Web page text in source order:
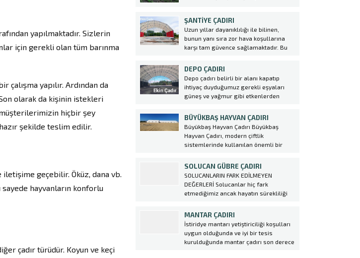
yapılmaktadır. Sizlerin
için gerekli olan tüm barınma
çalışma yapılır. Ardından da
Son olarak da kişinin istekleri
hiçbir şey
şekilde teslim edilir.
geçebilir. Öküz, dana vb.
hayvanların konforlu
çadır türüdür. Koyun ve keçi
korunabileceği ve doğal şartlardan
etkilenmeden yetiştirilebileceği alanlar
sağlamaktadır. Küçükbaş hayvan
yetiştiriciliği yapan çiftçiler için hayvan
almak oldukça önemlidir....
ŞANTIYE ÇADIRI
Uzun yıllar dayanıklılığı ile bilinen,
bunun yanı sıra zor hava koşullarına
karşı tam güvence sağlamaktadır. Bu
olarak kullanılmaktadır. Şantiye
alanlarınızda her türlü gerek kısa
gerekse uzun vadeli olsun tüm
ihtiyaçlarınız için Ekin Çadır
olarak şantiye çadırı üretiyoruz....
DEPO ÇADIRI
Depo çadırı belirli bir alanı kapatıp
ihtiyaç duyduğumuz gerekli eşyaları
güneş ve yağmur gibi etkenlerden
sistemidir. Betonarme yapıların aksine
daha hızlı kurulum ve maliyetsiz bir
sistemdir. Betonarme yapılar günümüz
şartlarında çok prosedür gerektiren
yapılardır....
BÜYÜKBAŞ HAYVAN ÇADIRI
Büyükbaş Hayvan Çadırı Büyükbaş
Hayvan Çadırı, modern çiftlik
sistemlerinde kullanılan önemli bir
barınma ihtiyacını karşılayarak onların
sağlıklı bir şekilde beslenmesine
olanak sağlar. Ekin Çadır tarafından
üretilen bu çadırlar, dayanıklı ve uzun
ömürlü malzemelerden yapılmıştır.
SOLUCAN GÜBRE ÇADIRI
SOLUCANLARIN FARK EDİLMEYEN
DEĞERLERİ Solucanlar hiç fark
etmediğimiz ancak hayatın sürekliliği
varlıklardır. Toprak solucanlarının
varlığı kadar kompost solucanları da bir
o kadar önemlidir. Organik gıda
üretiminde hem toprağı gübreleyen
hem de yararlı olmayan böceklerin
MANTAR ÇADIRI
İstiridye mantarı yetiştiriciliği koşulları
uygun olduğunda ve iyi bir tesis
kurulduğunda mantar çadırı son derece